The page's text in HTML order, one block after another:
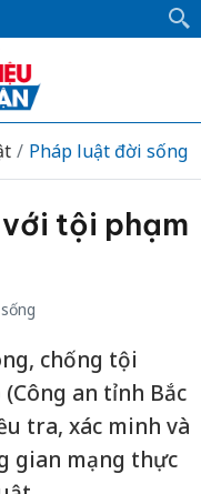
Pháp luật đời sống
tội phạm
chống tội
(Công an tỉnh Bắc
tra, xác minh và
gian mạng thực